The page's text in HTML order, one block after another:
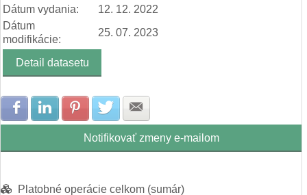
Dátum vydania:
12. 12. 2022
Dátum
modifikácie:
25. 07. 2023
Detail datasetu
Zdielať na Facebook
Zdielať na LinkedIn
Zdielať na Pinterest
Zdielať na Twitter
Notifikovať zmeny e-mailom
Platobné operácie celkom (sumár)